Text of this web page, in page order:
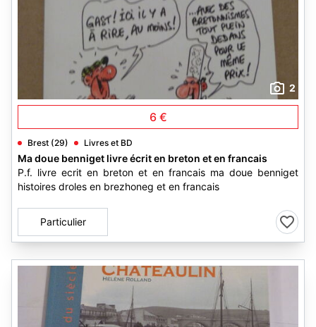
2
6 €
Brest (29) Livres et BD
Ma doue benniget livre écrit en breton et en francais
P.f. livre ecrit en breton et en francais ma doue benniget
histoires droles en brezhoneg et en francais
Particulier